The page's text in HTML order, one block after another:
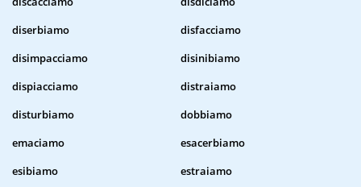
diserbiamo
disfacciamo
disimpacciamo
disinibiamo
dispiacciamo
distraiamo
disturbiamo
dobbiamo
emaciamo
esacerbiamo
esibiamo
estraiamo